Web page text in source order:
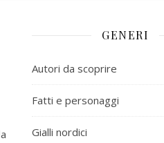
GENERI
Autori da scoprire
Fatti e personaggi
Gialli nordici